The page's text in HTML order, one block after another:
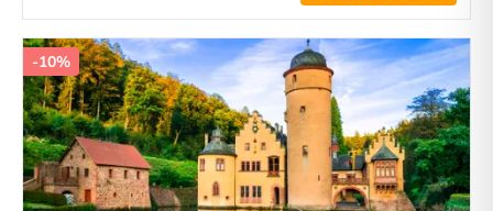
-10%